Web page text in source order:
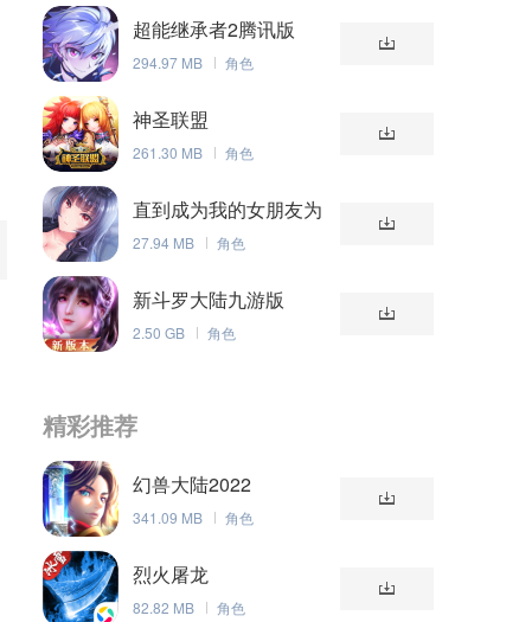
超能继承者2腾讯版
294.97 MB 角色
神圣联盟
261.30 MB 角色
直到成为我的女朋友为
止（附礼包码）
27.94 MB 角色
新斗罗大陆九游版
2.50 GB 角色
精彩推荐
幻兽大陆2022
341.09 MB 角色
烈火屠龙
82.82 MB 角色